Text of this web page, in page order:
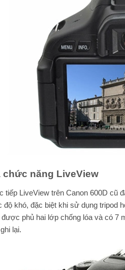
chức năng LiveView
tiếp LiveView trên Canon 600D cũ
độ khó, đặc biệt khi sử dụng tripod
phủ hai lớp chống lóa và có 7
lại.